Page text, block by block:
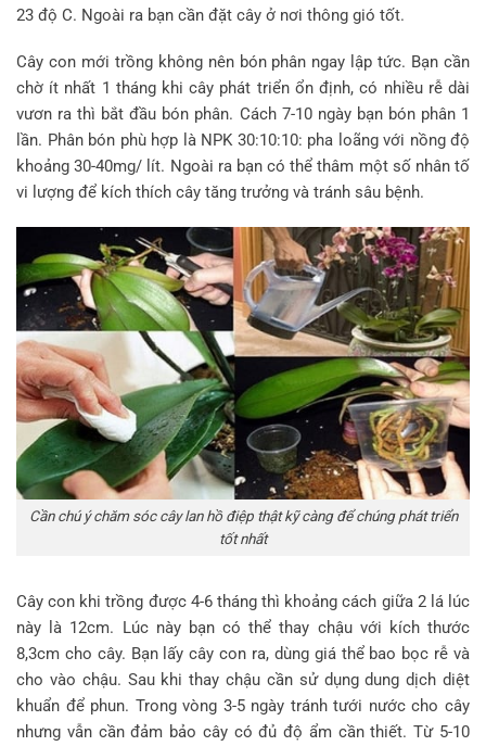
23 độ C. Ngoài ra bạn cần đặt cây ở nơi thông gió tốt.
Cây con mới trồng không nên bón phân ngay lập tức. Bạn cần
chờ ít nhất 1 tháng khi cây phát triển ổn định, có nhiều rễ dài
vươn ra thì bắt đầu bón phân. Cách 7-10 ngày bạn bón phân 1
lần. Phân bón phù hợp là NPK 30:10:10: pha loãng với nồng độ
khoảng 30-40mg/ lít. Ngoài ra bạn có thể thâm một số nhân tố
vi lượng để kích thích cây tăng trưởng và tránh sâu bệnh.
Cần chú ý chăm sóc cây lan hồ điệp thật kỹ càng để chúng phát triển
tốt nhất
Cây con khi trồng được 4-6 tháng thì khoảng cách giữa 2 lá lúc
này là 12cm. Lúc này bạn có thể thay chậu với kích thước
8,3cm cho cây. Bạn lấy cây con ra, dùng giá thể bao bọc rễ và
cho vào chậu. Sau khi thay chậu cần sử dụng dung dịch diệt
khuẩn để phun. Trong vòng 3-5 ngày tránh tưới nước cho cây
nhưng vẫn cần đảm bảo cây có đủ độ ẩm cần thiết. Từ 5-10